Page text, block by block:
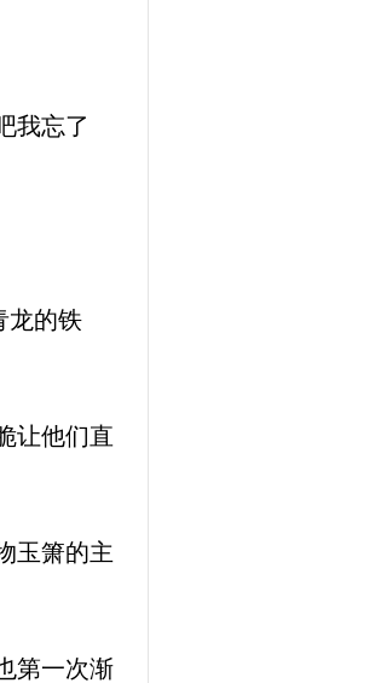
我忘了
龙的铁
让他们直
玉箫的主
第一次渐